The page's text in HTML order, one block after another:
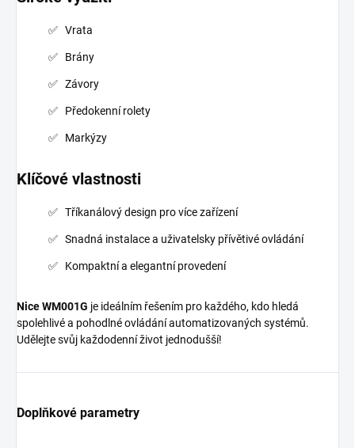
Vrata
Brány
Závory
Předokenní rolety
Markýzy
Klíčové vlastnosti
Tříkanálový design pro více zařízení
Snadná instalace a uživatelsky přívětivé ovládání
Kompaktní a elegantní provedení
Nice WM001G je ideálním řešením pro každého, kdo hledá
spolehlivé a pohodlné ovládání automatizovaných systémů.
Udělejte svůj každodenní život jednodušší!
Doplňkové parametry